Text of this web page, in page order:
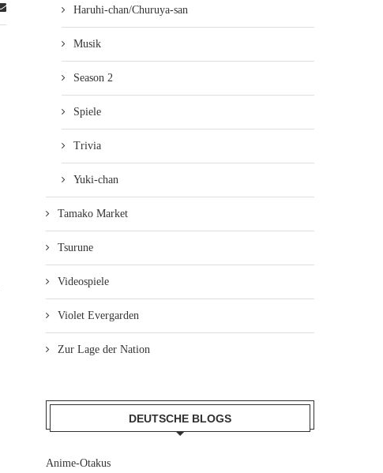
Haruhi-chan/Churuya-san
Musik
Season 2
Spiele
Trivia
Yuki-chan
Tamako Market
Tsurune
Videospiele
Violet Evergarden
Zur Lage der Nation
DEUTSCHE BLOGS
Anime-Otakus